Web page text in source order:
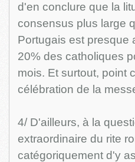
d'en conclure que la
consensus plus large
Portugais est presque
20% des catholiques
mois. Et surtout, point
célébration de la
4/ D'ailleurs, à la
extraordinaire du rite
catégoriquement d'y